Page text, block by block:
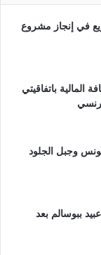
في إنجاز مشروع
المالية باتفاقيتي
وجبل الجلود
ببوسالم بعد